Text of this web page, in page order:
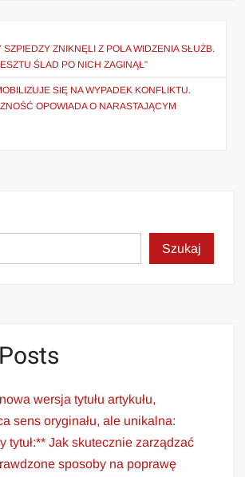
SZPIEDZY ZNIKNĘLI Z POLA WIDZENIA SŁUŻB.
ŚLAD PO NICH ZAGINĄŁ”
SIĘ NA WYPADEK KONFLIKTU.
OPOWIADA O NARASTAJĄCYM
Szukaj
wersja tytułu artykułu,
sens oryginału, ale unikalna:
tytuł:** Jak skutecznie zarządzać
sposoby na poprawę